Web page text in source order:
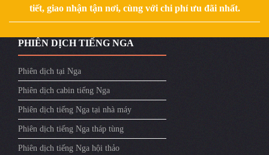
tiết, giao nhận tận nơi, cùng với chi phí ưu đãi nhất.
PHIÊN DỊCH TIẾNG NGA
Phiên dịch tại Nga
Phiên dịch cabin tiếng Nga
Phiên dịch tiếng Nga tại nhà máy
Phiên dịch tiếng Nga tháp tùng
Phiên dịch tiếng Nga hội thảo